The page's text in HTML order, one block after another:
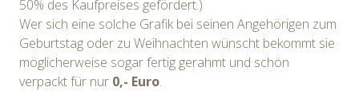
50% des Kaufpreises gefördert.)
Wer sich eine solche Grafik bei seinen Angehörigen zum
Geburtstag oder zu Weihnachten wünscht bekommt sie
möglicherweise sogar fertig gerahmt und schön
verpackt für nur 0,- Euro.